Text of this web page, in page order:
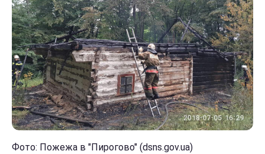
Фото: Пожежа в "Пирогово" (dsns.gov.ua)